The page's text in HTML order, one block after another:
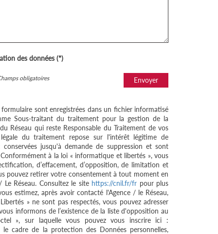
des données (*)
Envoyer
obligatoires
sont enregistrées dans un fichier informatisé
Sous-traitant du traitement pour la gestion de la
Réseau qui reste Responsable du Traitement de vos
légale du traitement repose sur l'intérêt légitime de
jusqu'à demande de suppression et sont
à la loi « informatique et libertés », vous
d’effacement, d’opposition, de limitation et
pouvez retirer votre consentement à tout moment en
Réseau. Consultez le site https://cnil.fr/fr pour plus
estimez, après avoir contacté l'Agence / le Réseau,
» ne sont pas respectés, vous pouvez adresser
informons de l’existence de la liste d'opposition au
», sur laquelle vous pouvez vous inscrire ici :
le cadre de la protection des Données personnelles,